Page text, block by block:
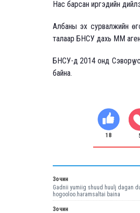
Нас барсан иргэдийн
Албаны эх сурвалжийн
талаар БНСУ дахь ММ
БНСУ-д 2014 онд Сэворү
байна.
18
Зочин
Gadnii yumiig shuud huulj dagan
hogooloo.haramsaltai baina
Зочин